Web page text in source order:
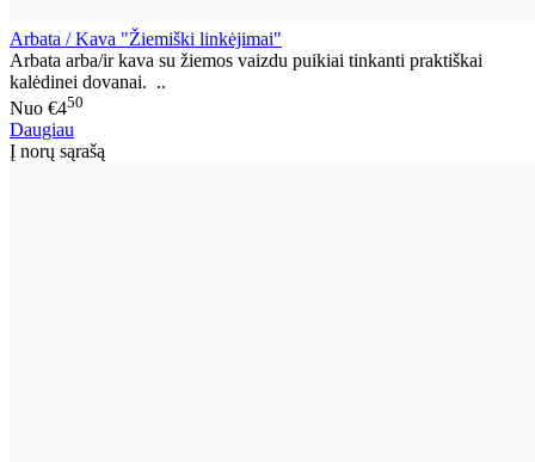
Arbata / Kava "Žiemiški linkėjimai"
Arbata arba/ir kava su žiemos vaizdu puikiai tinkanti praktiškai
kalėdinei dovanai. ..
Nuo €450
Daugiau
Į norų sąrašą